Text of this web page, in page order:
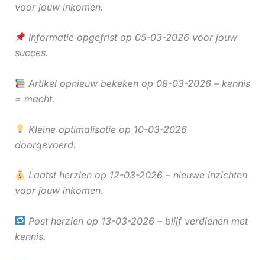
voor jouw inkomen.
Informatie opgefrist op 05-03-2026 voor jouw
succes.
Artikel opnieuw bekeken op 08-03-2026 – kennis
= macht.
Kleine optimalisatie op 10-03-2026
doorgevoerd.
Laatst herzien op 12-03-2026 – nieuwe inzichten
voor jouw inkomen.
Post herzien op 13-03-2026 – blijf verdienen met
kennis.